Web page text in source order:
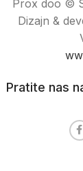
Prox doo ©
Dizajn &
Pratite nas